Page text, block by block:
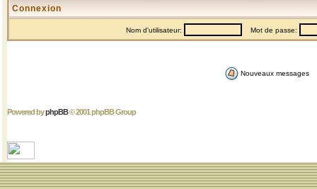
Connexion
Nom d'utilisateur: Mot de passe:
Nouveaux messages
Powered byphpBB© 2001 phpBB Group